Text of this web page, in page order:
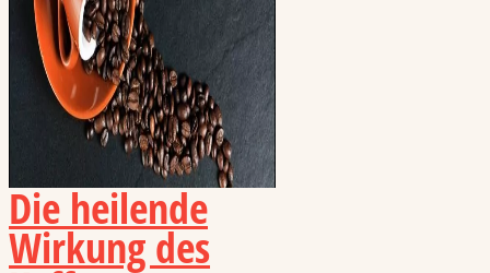
Die heilende
Wirkung des